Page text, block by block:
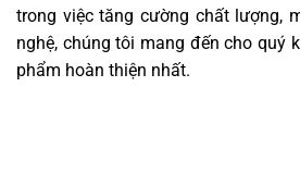
trong việc tăng cường chất lượng,
nghệ, chúng tôi mang đến cho quý
phẩm hoàn thiện nhất.